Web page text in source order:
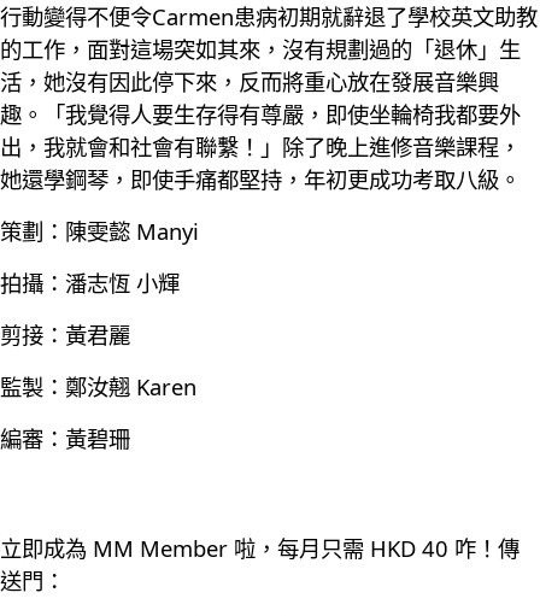
行動變得不便令Carmen患病初期就辭退了學校英文助教
的工作，面對這場突如其來，沒有規劃過的「退休」生
活，她沒有因此停下來，反而將重心放在發展音樂興
趣。「我覺得人要生存得有尊嚴，即使坐輪椅我都要外
出，我就會和社會有聯繫！」除了晚上進修音樂課程，
她還學鋼琴，即使手痛都堅持，年初更成功考取八級。
策劃：陳雯懿 Manyi
拍攝：潘志恆 小輝
剪接：黃君麗
監製：鄭汝翹 Karen
編審：黃碧珊
立即成為 MM Member 啦，每月只需 HKD 40 咋！傳
送門：